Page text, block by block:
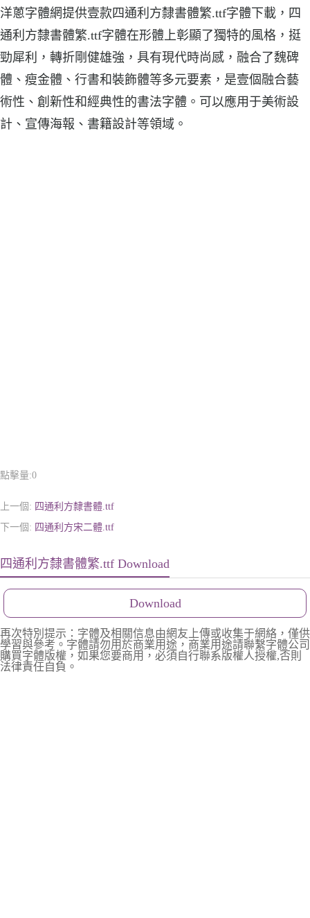
洋蔥字體網提供壹款四通利方隸書體繁.ttf字體下載，四
通利方隸書體繁.ttf字體在形體上彰顯了獨特的風格，挺
勁犀利，轉折剛健雄強，具有現代時尚感，融合了魏碑
體、瘦金體、行書和裝飾體等多元要素，是壹個融合藝
術性、創新性和經典性的書法字體。可以應用于美術設
計、宣傳海報、書籍設計等領域。
點擊量:0
上一個: 四通利方隸書體.ttf
下一個: 四通利方宋二體.ttf
四通利方隸書體繁.ttf Download
Download
再次特別提示：字體及相關信息由網友上傳或收集于網絡，僅供
學習與參考。字體請勿用於商業用途，商業用途請聯繫字體公司
購買字體版權，如果您要商用，必須自行聯系版權人授權,否則
法律責任自負。